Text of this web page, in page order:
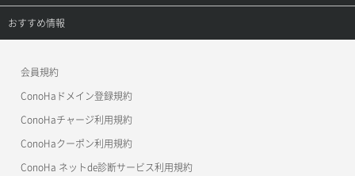
APIドキュメントVPS3.0
APIドキュメントVPS2.0
APIドキュメントVPS3.0
ご利用ガイド
サポートトップ
おすすめ情報
美雲このは徹底ガイド
会員規約
ConoHaドメイン登録規約
ConoHaチャージ利用規約
ConoHaクーポン利用規約
ConoHa ネットde診断サービス利用規約